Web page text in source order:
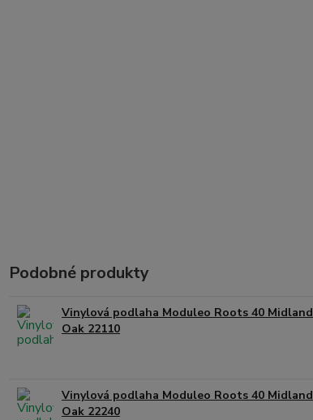
Podobné produkty
Vinylová podlaha Moduleo Roots 40 Midland
Oak 22110
Vinylová podlaha Moduleo Roots 40 Midland
Oak 22240